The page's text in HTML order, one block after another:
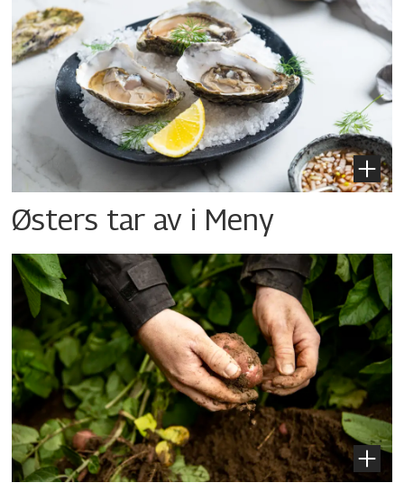
Østers tar av i Meny